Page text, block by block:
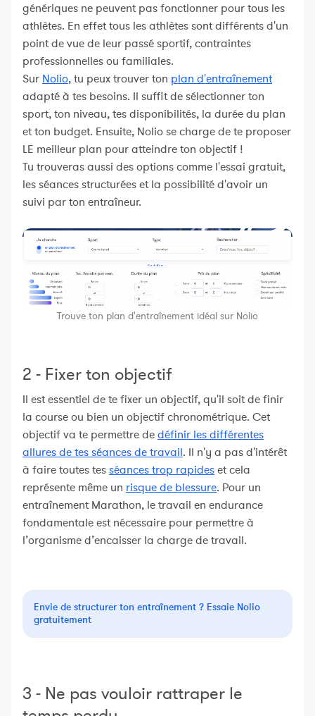
génériques ne peuvent pas fonctionner pour tous les
athlètes. En effet tous les athlètes sont différents d'un
point de vue de leur passé sportif, contraintes
professionnelles ou familiales.
Sur Nolio, tu peux trouver ton plan d'entraînement
adapté à tes besoins. Il suffit de sélectionner ton
sport, ton niveau, tes disponibilités, la durée du plan
et ton budget. Ensuite, Nolio se charge de te proposer
LE meilleur plan pour atteindre ton objectif !
Tu trouveras aussi des options comme l'essai gratuit,
les séances structurées et la possibilité d'avoir un
suivi par ton entraîneur.
Trouve ton plan d'entraînement idéal sur Nolio
2 - Fixer ton objectif
Il est essentiel de te fixer un objectif, qu'il soit de finir
la course ou bien un objectif chronométrique. Cet
objectif va te permettre dedéfinir les différentes
allures de tes séances de travail. Il n'y a pas d'intérêt
à faire toutes tesséances trop rapideset cela
représente même un risque de blessure. Pour un
entraînement Marathon, le travail en endurance
fondamentale est nécessaire pour permettre à
l’organisme d’encaisser la charge de travail.
Envie de structurer ton entraînement ? Essaie Nolio
gratuitement
3 - Ne pas vouloir rattraper le